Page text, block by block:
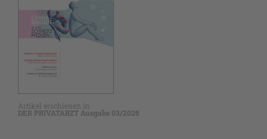
Artikel erschienen in
DER PRIVATARZT Ausgabe 03/2026